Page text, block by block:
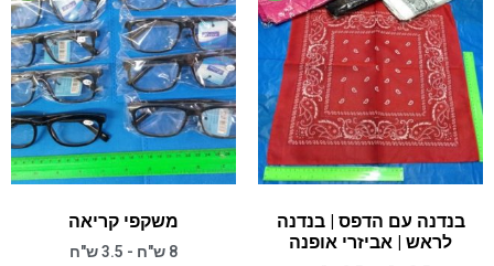
בנדנה עם הדפס | בנדנה
לראש | אביזרי אופנה
משקפי קריאה
8 ש"ח - 3.5 ש"ח